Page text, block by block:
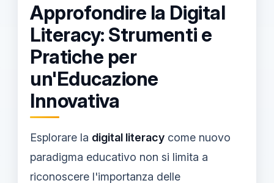
Approfondire la Digital
Literacy: Strumenti e
Pratiche per
un'Educazione
Innovativa
Esplorare la digital literacy come nuovo
paradigma educativo non si limita a
riconoscere l'importanza delle